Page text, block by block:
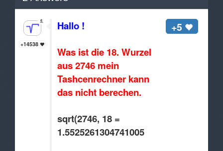
+14538
+5
Hallo !
Was ist die 18. Wurzel
aus 2746 mein
Tashcenrechner kann
das nicht berechen.
sqrt(2746, 18 =
1.5525261304741005